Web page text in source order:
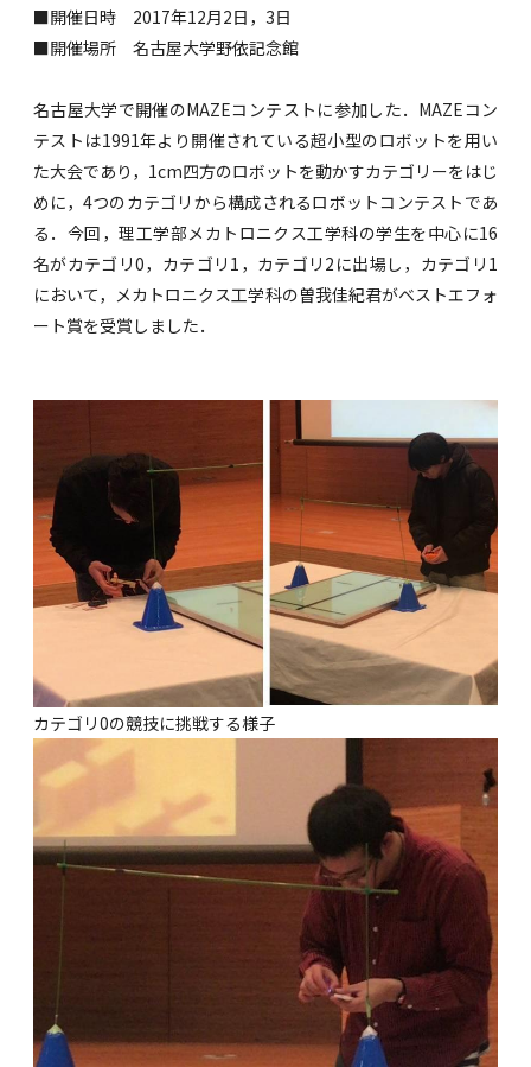
■開催日時 2017年12月2日，3日
■開催場所 名古屋大学野依記念館
名古屋大学で開催のMAZEコンテストに参加した．MAZEコン
テストは1991年より開催されている超小型のロボットを用い
た大会であり，1cm四方のロボットを動かすカテゴリーをはじ
めに，4つのカテゴリから構成されるロボットコンテストであ
る．今回，理工学部メカトロニクス工学科の学生を中心に16
名がカテゴリ0，カテゴリ1，カテゴリ2に出場し，カテゴリ1
において，メカトロニクス工学科の曽我佳紀君がベストエフォ
ート賞を受賞しました．
カテゴリ0の競技に挑戦する様子